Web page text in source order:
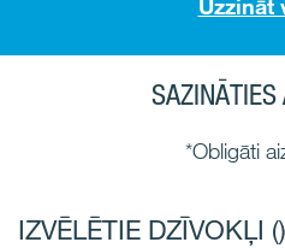
Uzzināt
*Obligāti
IZVĒLĒTIE DZĪVOKĻI ()